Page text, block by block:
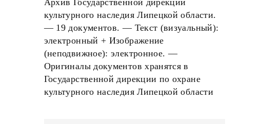
Архив Государственной дирекции
культурного наследия Липецкой области.
— 19 документов. — Текст (визуальный):
электронный + Изображение
(неподвижное): электронное. —
Оригиналы документов хранятся в
Государственной дирекции по охране
культурного наследия Липецкой области